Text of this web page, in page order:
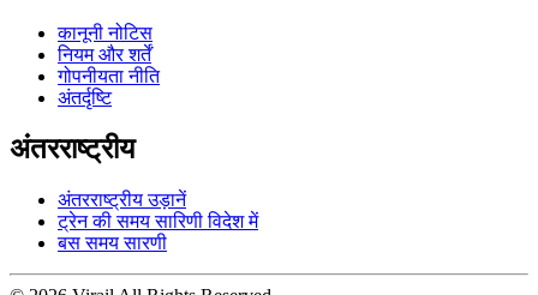
कानूनी नोटिस
नियम और शर्तें
गोपनीयता नीति
अंतर्दृष्टि
अंतरराष्ट्रीय
अंतरराष्ट्रीय उड़ानें
ट्रेन की समय सारिणी विदेश में
बस समय सारणी